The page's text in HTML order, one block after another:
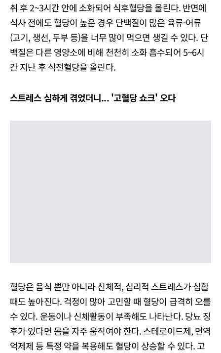
취 후 2~3시간 안에 소화되어 식후혈당을 올린다. 반면에
식사 전에도 혈당이 높은 경우 단백질이 많은 육류-어류
(고기, 생선, 두부 등)을 너무 많이 먹으면 생길 수 있다. 단
백질은 다른 영양소에 비해 천천히 소화 흡수되어 5~6시
간 지난 후 식전혈당을 올린다.
스트레스 심하게 겪었더니... '고혈당 쇼크' 오다
혈당은 음식 뿐만 아니라 신체적, 심리적 스트레스가 심할
때도 높아진다. 걱정이 많아 고민할 때 혈당이 급격히 오를
수 있다. 운동이나 신체활동이 부족해도 나타난다. 당뇨 징
후가 있다면 몸을 자주 움직여야 한다. 스테로이드제, 면역
억제제 등 특정 약을 복용해도 혈당이 상승할 수 있다. 고